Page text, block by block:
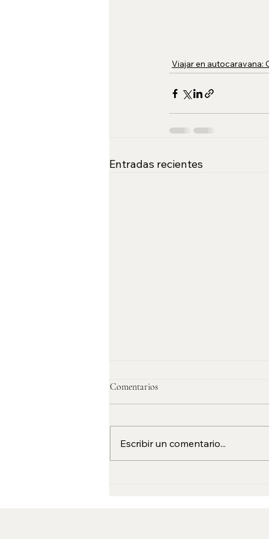
Viajar en autocaravana:
Entradas recientes
Comentarios
Escribir un comentario...